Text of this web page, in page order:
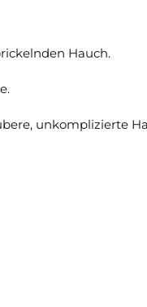
Hauch.
unkomplizierte